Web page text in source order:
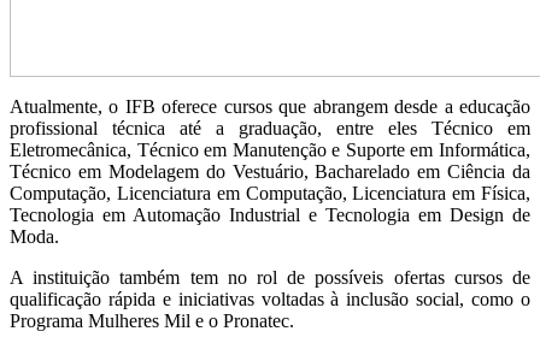
Atualmente, o IFB oferece cursos que abrangem desde a educação
profissional técnica até a graduação, entre eles Técnico em
Eletromecânica, Técnico em Manutenção e Suporte em Informática,
Técnico em Modelagem do Vestuário, Bacharelado em Ciência da
Computação, Licenciatura em Computação, Licenciatura em Física,
Tecnologia em Automação Industrial e Tecnologia em Design de
Moda.
A instituição também tem no rol de possíveis ofertas cursos de
qualificação rápida e iniciativas voltadas à inclusão social, como o
Programa Mulheres Mil e o Pronatec.